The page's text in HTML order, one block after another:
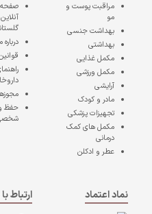
مراقبت پوست و
مو
بهداشت جنسی
بهداشتی
مکمل غذایی
مکمل ورزشی
آرایشی
مادر و کودک
تجهیزات پزشکی
مکمل های کمک
درمانی
عطر و ادکلن
درباره
حفظ
نماد اعتماد
ارتباط